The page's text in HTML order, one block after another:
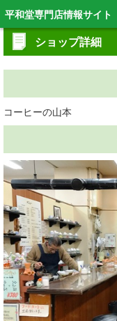
平和堂専門店情報サイト
ショップ詳細
コーヒーの山本